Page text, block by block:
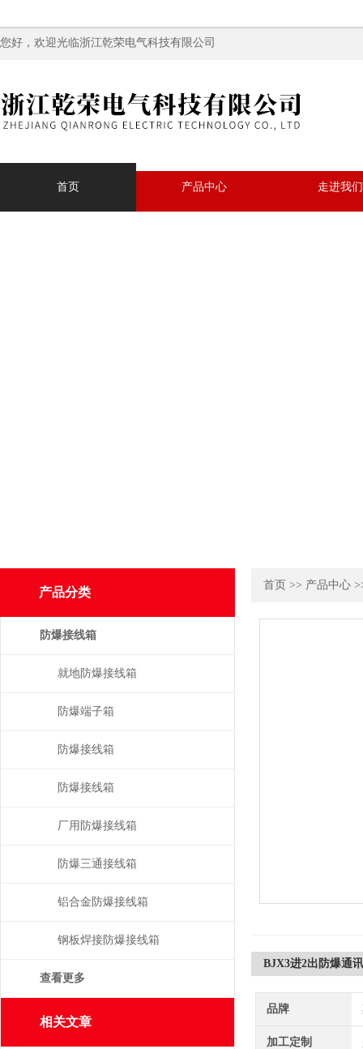
您好，欢迎光临浙江乾荣电气科技有限公司
首页 产品中心 走进我们
首页 >> 产品中心
BJX3进2出防爆通
品牌
加工定制
产品分类
防爆接线箱
就地防爆接线箱
防爆端子箱
防爆接线箱
防爆接线箱
厂用防爆接线箱
防爆三通接线箱
铝合金防爆接线箱
钢板焊接防爆接线箱
查看更多
相关文章